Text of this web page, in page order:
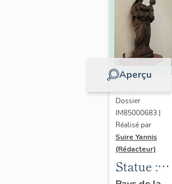
Aperçu
Dossier
IM85000683 |
Réalisé par
Suire Yannis
(Rédacteur)
Statue :